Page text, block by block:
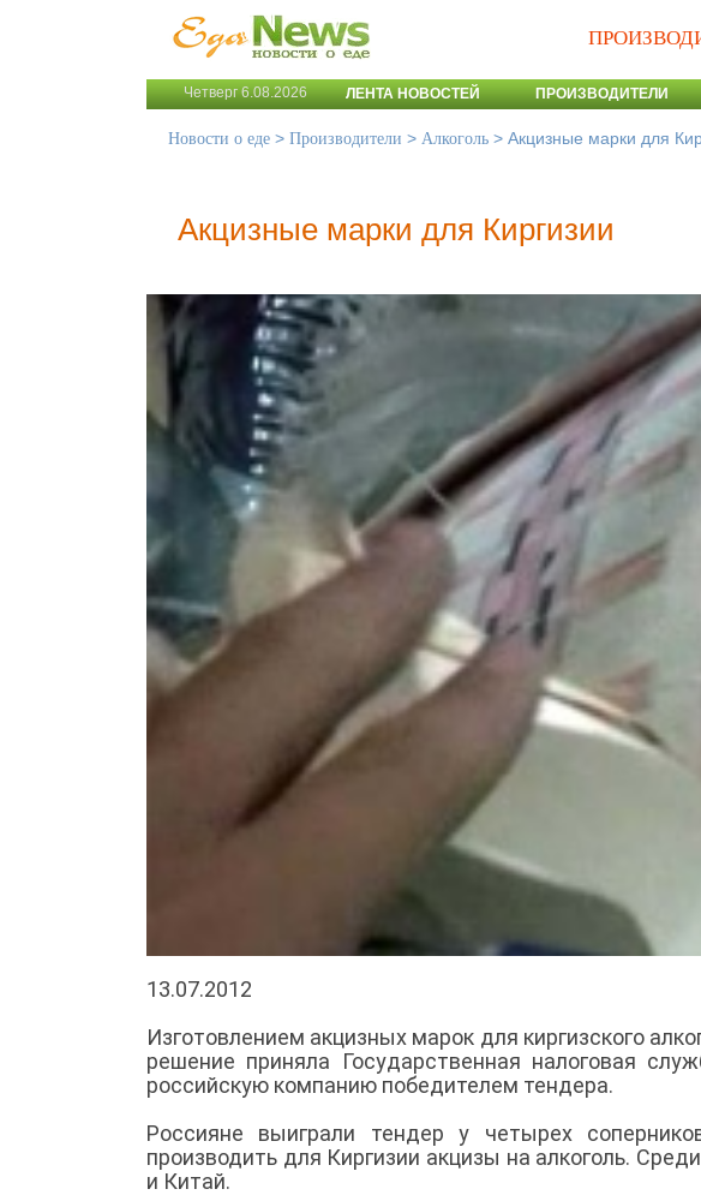
Четверг 6.08.2026 ЛЕНТА НОВОСТЕЙ ПРОИЗВОДИТЕЛИ
Новости о еде > Производители > Алкоголь > Акцизные марки для
Акцизные марки для Киргизии
13.07.2012
Изготовлением акцизных марок для киргизского
решение приняла Государственная налоговая
российскую компанию победителем тендера.
Россияне выиграли тендер у четырех
производить для Киргизии акцизы на алкоголь.
и Китай.